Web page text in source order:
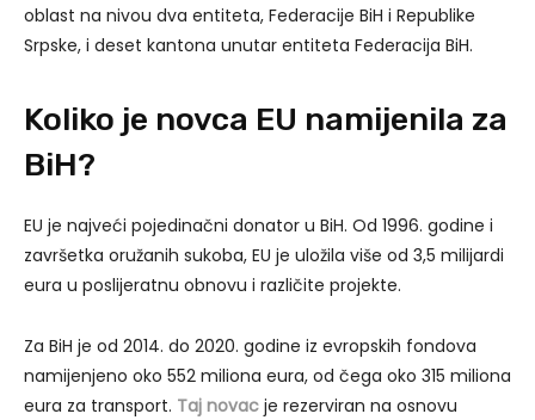
oblast na nivou dva entiteta, Federacije BiH i Republike
Srpske, i deset kantona unutar entiteta Federacija BiH.
Koliko je novca EU namijenila za
BiH?
EU je najveći pojedinačni donator u BiH. Od 1996. godine i
završetka oružanih sukoba, EU je uložila više od 3,5 milijardi
eura u poslijeratnu obnovu i različite projekte.
Za BiH je od 2014. do 2020. godine iz evropskih fondova
namijenjeno oko 552 miliona eura, od čega oko 315 miliona
eura za transport. Taj novac je rezerviran na osnovu